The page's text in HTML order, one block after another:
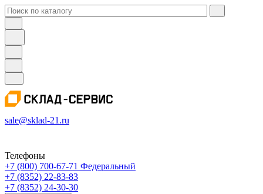
sale@sklad-21.ru
Телефоны
+7 (800) 700-67-71 Федеральный
+7 (8352) 22-83-83
+7 (8352) 24-30-30